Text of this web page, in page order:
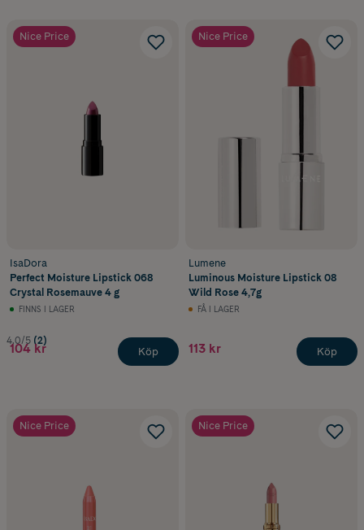
Nice Price
IsaDora
Perfect Moisture Lipstick 068
Crystal Rosemauve 4 g
FINNS I LAGER
4.0/5 (2)
104 kr Köp
Nice Price
Lumene
Luminous Moisture Lipstick 08
Wild Rose 4,7g
FÅ I LAGER
113 kr Köp
Nice Price Nice Price